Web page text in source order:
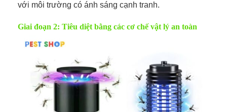
với môi trường có ánh sáng cạnh tranh.
Giai đoạn 2: Tiêu diệt bằng các cơ chế vật lý an toàn